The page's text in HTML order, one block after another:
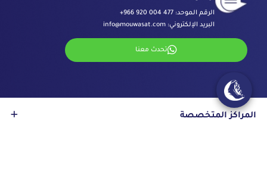
الرقم الموحد: +966 920 004 477
البريد الإلكتروني: info@mouwasat.com
تحدث معنا
المراكز المتخصصة